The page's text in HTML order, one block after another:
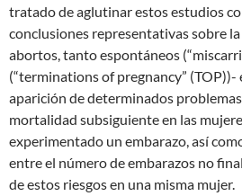
tratado de aglutinar estos estudios
conclusiones representativas sobre
abortos, tanto espontáneos
(“terminations of pregnancy” (TOP))-
aparición de determinados
mortalidad subsiguiente en las
experimentado un embarazo, así
entre el número de embarazos no
de estos riesgos en una misma mujer.